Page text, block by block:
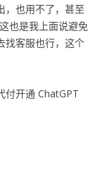
，也用不了，甚至
也是我上面说避免
找客服也行，这个
付开通 ChatGPT